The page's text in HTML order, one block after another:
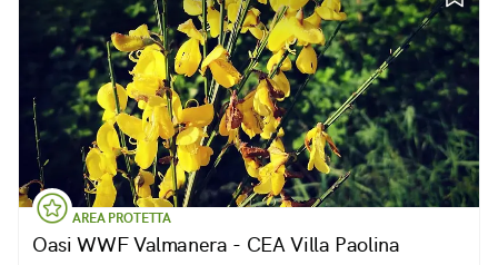
AREA PROTETTA
Oasi WWF Valmanera - CEA Villa Paolina